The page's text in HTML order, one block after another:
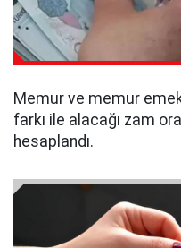
Memur ve memur
farkı ile alacağı zam
hesaplandı.